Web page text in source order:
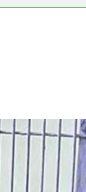
الجدل حول
تحليليّة في